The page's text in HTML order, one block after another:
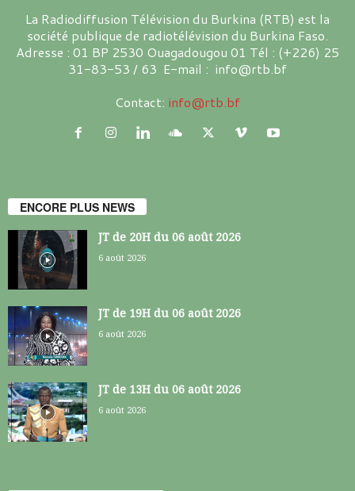
La Radiodiffusion Télévision du Burkina (RTB) est la
société publique de radiotélévision du Burkina Faso.
Adresse : 01 BP 2530 Ouagadougou 01 Tél : (+226) 25
31-83-53 / 63 E-mail : info@rtb.bf
Contact: info@rtb.bf
ENCORE PLUS NEWS
JT de 20H du 06 août 2026
6 août 2026
JT de 19H du 06 août 2026
6 août 2026
JT de 13H du 06 août 2026
6 août 2026